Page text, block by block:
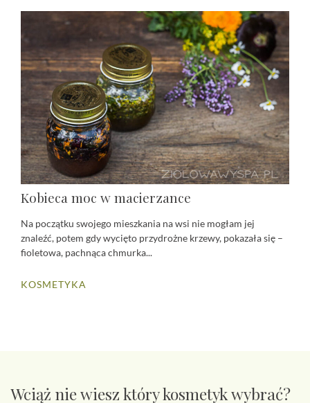
Kobieca moc w macierzance
Na początku swojego mieszkania na wsi nie mogłam jej
znaleźć, potem gdy wycięto przydrożne krzewy, pokazała się –
fioletowa, pachnąca chmurka...
KOSMETYKA
Wciąż nie wiesz który kosmetyk wybrać?